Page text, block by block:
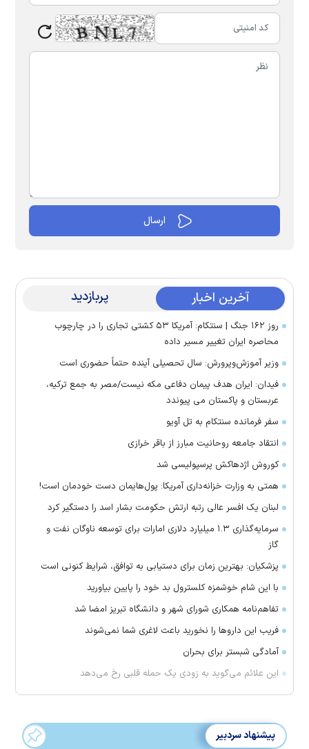
آخرین اخبار پربازدید
روز ۱۶۲ جنگ | سنتکام: آمریکا ۵۳ کشتی تجاری را در چارچوب
محاصره ایران تغییر مسیر داده
وزیر آموزش‌وپرورش: سال تحصیلی آینده حتماً حضوری است
فیدان: ایران هدف پیمان دفاعی مکه نیست/مصر به جمع ترکیه،
عربستان و پاکستان می پیوندد
سفر فرمانده سنتکام به تل آویو
انتقاد جامعه روحانیت مبارز از باقر خرازی
کوروش اژدهاکش پرسپولیسی شد
همتی به وزارت خزانه‌داری آمریکا: پول‌هایمان دست خودمان است!
لبنان یک افسر عالی رتبه ارتش حکومت بشار اسد را دستگیر کرد
سرمایه‌گذاری ۱.۳ میلیارد دلاری امارات برای توسعه ناوگان نفت و
گاز
پزشکیان: بهترین زمان برای دستیابی به توافق، شرایط کنونی است
با این شام خوشمزه کلسترول بد خود را پایین بیاورید
تفاهم‌نامه همکاری شورای شهر و دانشگاه تبریز امضا شد
فریب این دارو‌ها را نخورید باعث لاغری شما نمی‌شوند
آمادگی شبستر برای بحران
این علائم می‌گوید به زودی یک حمله قلبی رخ می‌دهد
پیشنهاد سردبیر